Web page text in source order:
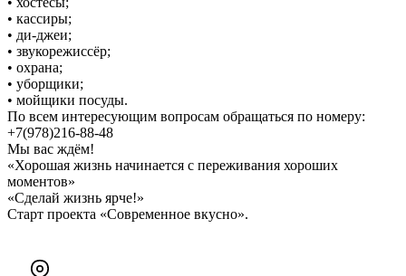
• кассиры;
• ди-джеи;
• звукорежиссёр;
• охрана;
• уборщики;
• мойщики посуды.
По всем интересующим вопросам обращаться по номеру:
+7(978)216-88-48
Мы вас ждём!
«Хорошая жизнь начинается с переживания хороших
моментов»
«Сделай жизнь ярче!»
Старт проекта «Современное вкусно».